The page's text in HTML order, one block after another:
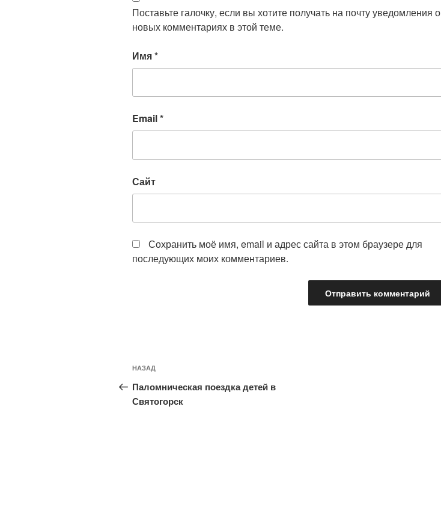
Поставьте галочку, если вы хотите получать на почту уведомления о
новых комментариях в этой теме.
Имя*
Email*
Сайт
Сохранить моё имя, email и адрес сайта в этом браузере для
последующих моих комментариев.
Навигация
по
записям
Предыдущая
запись:
НАЗАД
Паломническая поездка детей в
Святогорск